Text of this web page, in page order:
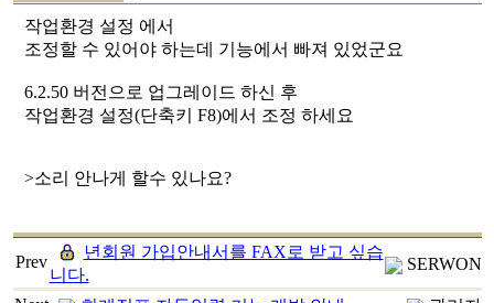
작업환경 설정 에서
조정할 수 있어야 하는데 기능에서 빠져 있었군요
6.2.50 버전으로 업그레이드 하신 후
작업환경 설정(단축키 F8)에서 조정 하세요
>소리 안나게 할수 있나요?
Prev
년회원 가입안내서를 FAX로 받고 싶습
니다.
SERWON